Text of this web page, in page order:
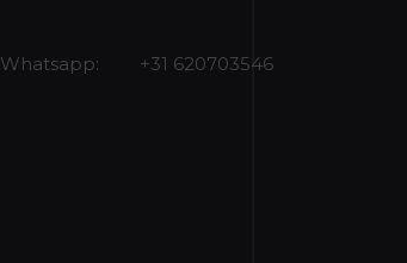
Whatsapp: +31 620703546